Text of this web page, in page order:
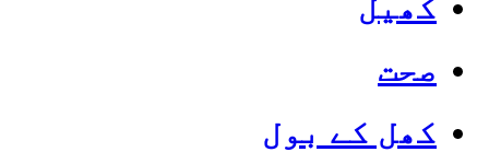
صحت
کھل کے بول
Categories
Top News